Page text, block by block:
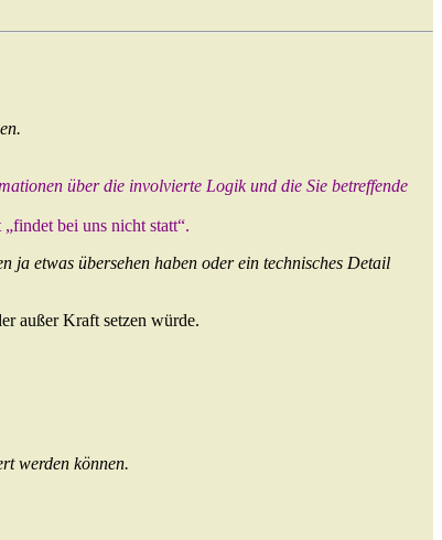
über die involvierte Logik und die Sie betreffende
bei uns nicht statt“.
ja etwas übersehen haben oder ein technisches Detail
außer Kraft setzen würde.
werden können.